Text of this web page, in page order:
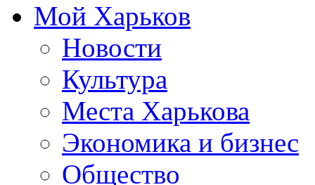
Мой Харьков
Новости
Культура
Места Харькова
Экономика и бизнес
Общество